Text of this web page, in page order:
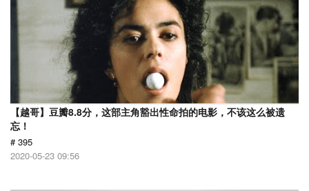
【越哥】豆瓣8.8分，这部主角豁出性命拍的电影，不该这么被遗
忘！
# 395
2020-05-23 09:56